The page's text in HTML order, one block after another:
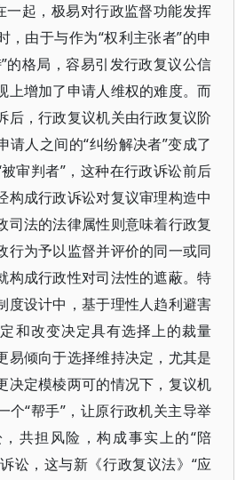
一起，极易对行政监督功能发挥
，由于与作为“权利主张者”的申
的格局，容易引发行政复议公信
上增加了申请人维权的难度。而
后，行政复议机关由行政复议阶
请人之间的“纠纷解决者”变成了
审判者”，这种在行政诉讼前后
构成行政诉讼对复议审理构造中
司法的法律属性则意味着行政复
行为予以监督并评价的同一或同
构成行政性对司法性的遮蔽。特
度设计中，基于理性人趋利避害
和改变决定具有选择上的裁量
易倾向于选择维持决定，尤其是
决定模棱两可的情况下，复议机
个“帮手”，让原行政机关主导举
共担风险，构成事实上的“陪
讼，这与新《行政复议法》“应